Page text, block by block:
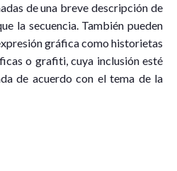
de una breve descripción de
la secuencia. También pueden
gráfica como historietas
o grafiti, cuya inclusión esté
de acuerdo con el tema de la